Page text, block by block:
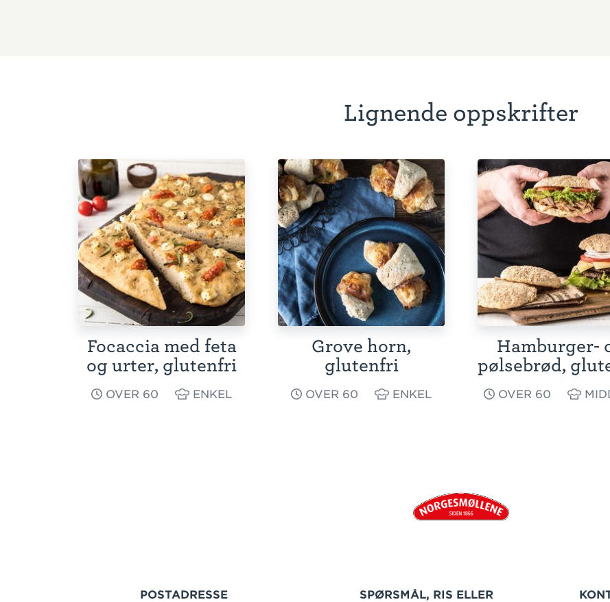
Lignende oppskrifter
Focaccia med feta
og urter, glutenfri
OVER 60 ENKEL
Grove horn,
glutenfri
OVER 60 ENKEL
Hamburger-
pølsebrød,
OVER 60
POSTADRESSE
SPØRSMÅL, RIS ELLER